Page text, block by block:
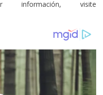
visite